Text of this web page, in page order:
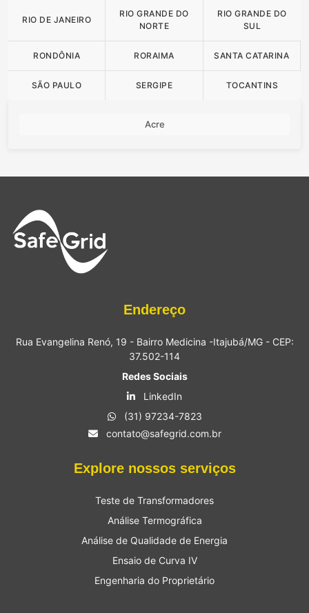
RIO DE JANEIRO
RIO GRANDE DO
NORTE
RIO GRANDE DO
SUL
RONDÔNIA RORAIMA SANTA CATARINA
SÃO PAULO SERGIPE TOCANTINS
Acre
Endereço
Rua Evangelina Renó, 19 - Bairro Medicina -Itajubá/MG - CEP:
37.502-114
Redes Sociais
LinkedIn
(31) 97234-7823
contato@safegrid.com.br
Explore nossos serviços
Teste de Transformadores
Análise Termográfica
Análise de Qualidade de Energia
Ensaio de Curva IV
Engenharia do Proprietário